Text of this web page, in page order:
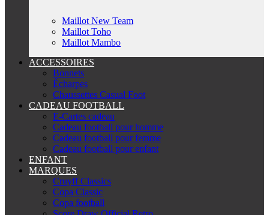
Maillot New Team
Maillot Toho
Maillot Mambo
ACCESSOIRES
Bonnets
Écharpes
Chaussettes Casual Foot
CADEAU FOOTBALL
E-Cartes cadeau
Cadeau football pour homme
Cadeau football pour femme
Cadeau football pour enfant
ENFANT
MARQUES
Cruyff Classics
Copa Classic
Copa football